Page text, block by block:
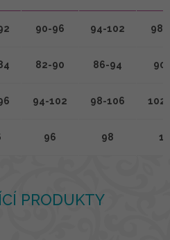
PRODUKTY
90-96 94-102 98-
82-90 86-94
94-102 98-106
96 98